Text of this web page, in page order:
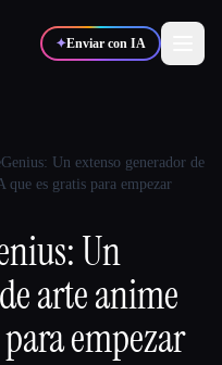
✦Enviar con IA
🎨Diseñadores
Marketers
🎬Creadores
Un extenso generador de
que es gratis para empezar
Un
arte anime
empezar